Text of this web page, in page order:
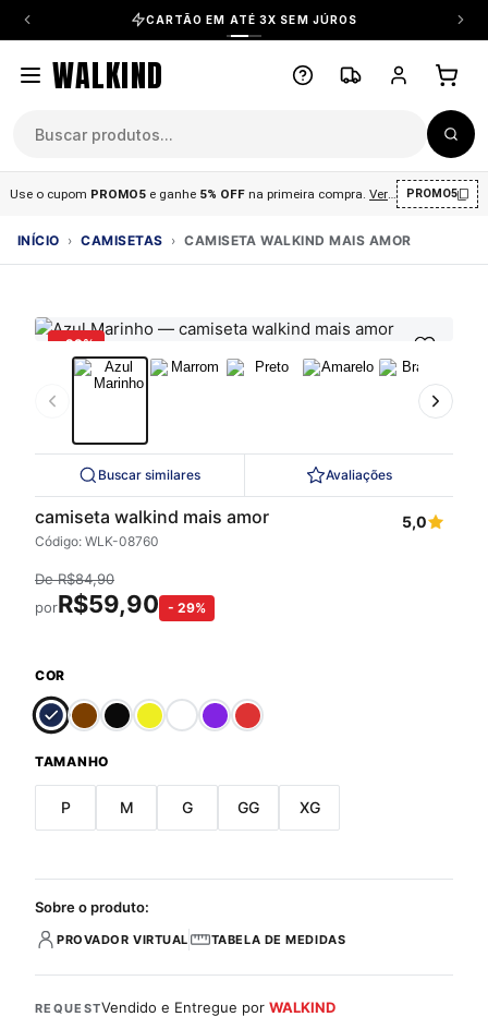
CARTÃO EM ATÉ 3X SEM JÚROS
WALKIND
Use o cupom PROMO5 e ganhe 5% OFF na primeira compra Ver condições .
PROMO5
INÍCIO › CAMISETAS › CAMISETA WALKIND MAIS AMOR
-29%
Buscar similares Avaliações
camiseta walkind mais amor
Código: WLK-08760
5,0
DeR$84,90
porR$59,90 - 29%
COR
TAMANHO
P M G GG XG
Sobre o produto:
PROVADOR VIRTUAL TABELA DE MEDIDAS
REQUESTVendido e Entregue porWALKIND